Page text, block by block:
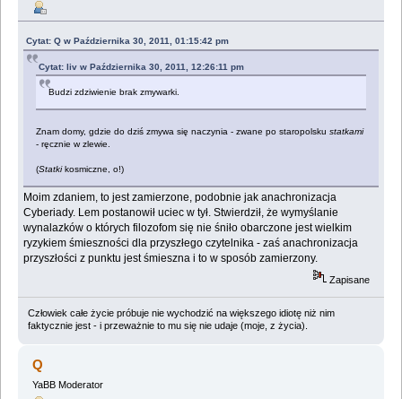
Cytat: Q w Października 30, 2011, 01:15:42 pm
Cytat: liv w Października 30, 2011, 12:26:11 pm
Budzi zdziwienie brak zmywarki.
Znam domy, gdzie do dziś zmywa się naczynia - zwane po staropolskustatkami
- ręcznie w zlewie.
(Statkikosmiczne, o!)
Moim zdaniem, to jest zamierzone, podobnie jak anachronizacja
Cyberiady. Lem postanowił uciec w tył. Stwierdził, że wymyślanie
wynalazków o których filozofom się nie śniło obarczone jest wielkim
ryzykiem śmieszności dla przyszłego czytelnika - zaś anachronizacja
przyszłości z punktu jest śmieszna i to w sposób zamierzony.
Zapisane
Człowiek całe życie próbuje nie wychodzić na większego idiotę niż nim
faktycznie jest - i przeważnie to mu się nie udaje (moje, z życia).
Q
YaBB Moderator